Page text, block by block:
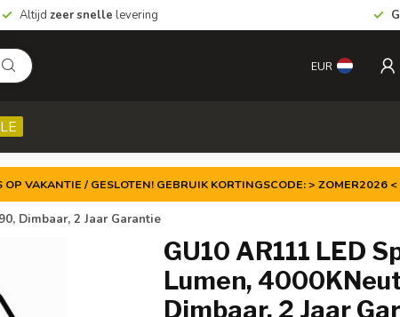
Altijd zeer snelle levering
EUR
VAKANTIE / GESLOTEN! GEBRUIK KORTINGSCODE: > ZOMER2026
Dimbaar, 2 Jaar Garantie
GU10 AR111 LED
Lumen,
Dimbaar, 2 Jaar